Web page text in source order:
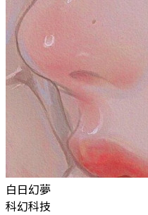
白日幻夢
科幻科技